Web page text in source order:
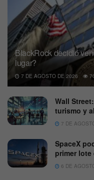
BlackRock decidió
lugar?
7 DE AGOSTO DE 2026
Wall
turismo y
7 DE
SpaceX
primer
6 DE